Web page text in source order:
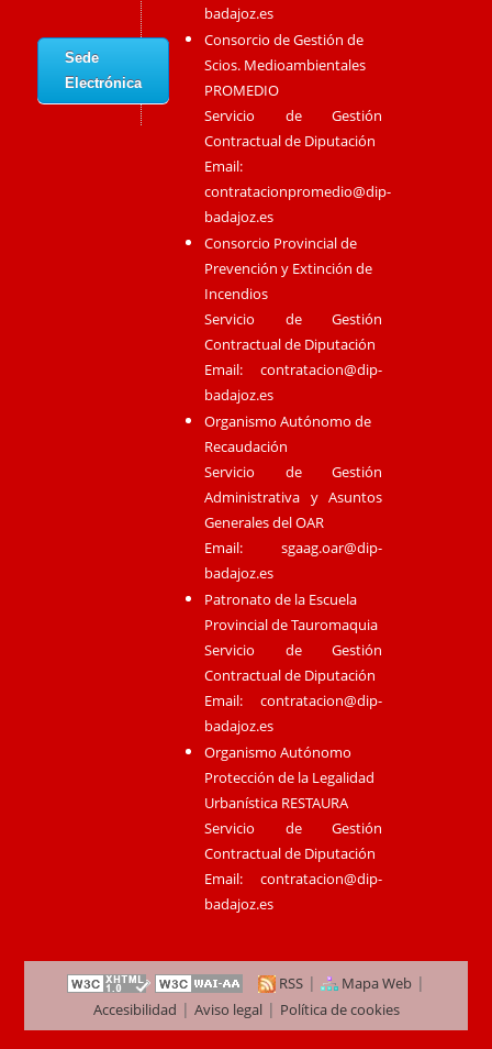
Sede
Electrónica
badajoz.es
Consorcio de Gestión de
Scios. Medioambientales
PROMEDIO
Servicio de Gestión
Contractual de Diputación
Email:
contratacionpromedio@dip-
badajoz.es
Consorcio Provincial de
Prevención y Extinción de
Incendios
Servicio de Gestión
Contractual de Diputación
Email:contratacion@dip-
badajoz.es
Organismo Autónomo de
Recaudación
Servicio de Gestión
Administrativa y Asuntos
Generales del OAR
Email:sgaag.oar@dip-
badajoz.es
Patronato de la Escuela
Provincial de Tauromaquia
Servicio de Gestión
Contractual de Diputación
Email:contratacion@dip-
badajoz.es
Organismo Autónomo
Protección de la Legalidad
Urbanística RESTAURA
Servicio de Gestión
Contractual de Diputación
Email:contratacion@dip-
badajoz.es
RSS | Mapa Web |
Accesibilidad | Aviso legal| Política de cookies